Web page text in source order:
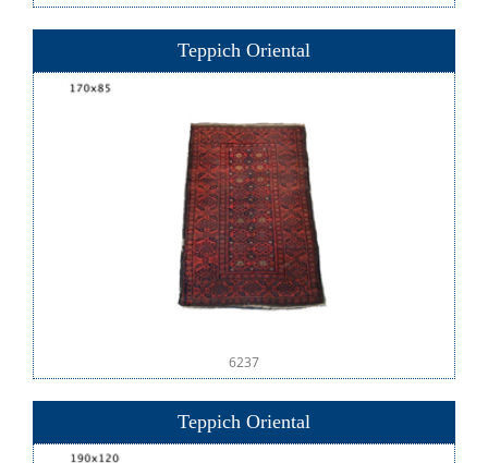
Teppich Oriental
6237
Teppich Oriental